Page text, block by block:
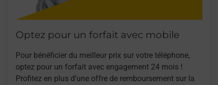
Optez pour un forfait avec mobile
Pour bénéficier du meilleur prix sur votre téléphone,
optez pour un forfait avec engagement 24 mois !
Profitez en plus d’une offre de remboursement sur la